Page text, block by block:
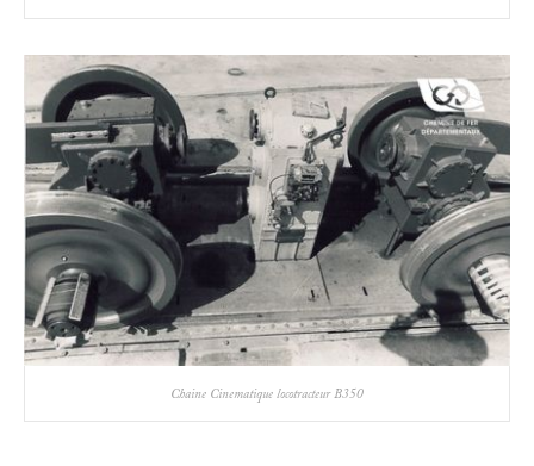
Chaine Cinematique locotracteur B350